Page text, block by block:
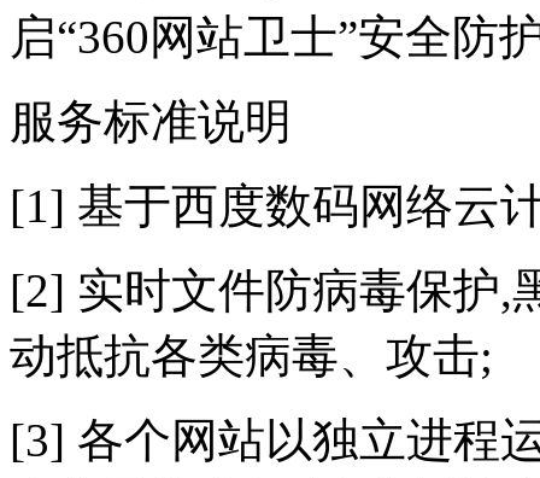
启“360网站卫士”安全防
服务标准说明
[1] 基于西度数码网络云
[2] 实时文件防病毒保护,
动抵抗各类病毒、攻击;
[3] 各个网站以独立进程